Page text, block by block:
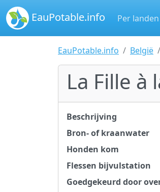
EauPotable.info Per landen
EauPotable.info België
La Fille à
Beschrijving
Bron- of kraanwater
Honden kom
Flessen bijvulstation
Goedgekeurd door